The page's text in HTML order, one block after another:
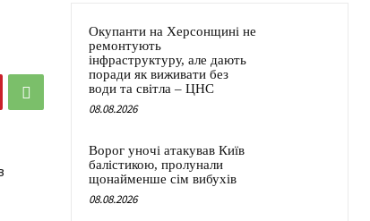
Окупанти на Херсонщині не
ремонтують
інфраструктуру, але дають
поради як виживати без
води та світла – ЦНС
08.08.2026
Ворог уночі атакував Київ
балістикою, пролунали
щонайменше сім вибухів
08.08.2026